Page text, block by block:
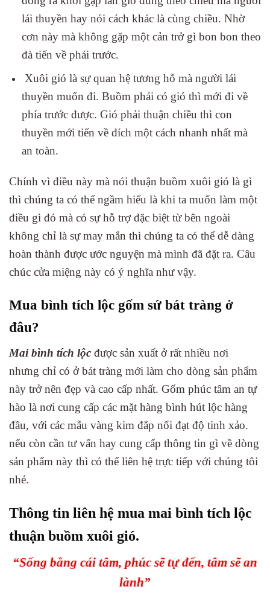
lái thuyền hay nói cách khác là cùng chiều. Nhờ
cơn này mà không gặp một cản trở gì bon bon theo
đà tiến về phái trước.
Xuôi gió là sự quan hệ tương hỗ mà người lái
thuyền muốn đi. Buồm phải có gió thì mới đi về
phía trước được. Gió phải thuận chiều thì con
thuyền mới tiến về đích một cách nhanh nhất mà
an toàn.
Chính vì điều này mà nói thuận buồm xuôi gió là gì
thì chúng ta có thể ngầm hiểu là khi ta muốn làm một
điều gì đó mà có sự hỗ trợ đặc biệt từ bên ngoài
không chỉ là sự may mắn thì chúng ta có thể dễ dàng
hoàn thành được ước nguyện mà mình đã đặt ra. Câu
chúc cửa miệng này có ý nghĩa như vậy.
Mua bình tích lộc gốm sứ bát tràng ở
đâu?
Mai bình tích lộc được sản xuất ở rất nhiều nơi
nhưng chỉ có ở bát tràng mới làm cho dòng sản phẩm
này trở nên đẹp và cao cấp nhất. Gốm phúc tâm an tự
hào là nơi cung cấp các mặt hàng bình hút lộc hàng
đầu, với các mẫu vàng kim đắp nổi đạt độ tinh xảo.
nếu còn cần tư vấn hay cung cấp thông tin gì về dòng
sản phẩm này thì có thể liên hệ trực tiếp với chúng tôi
nhé.
Thông tin liên hệ mua mai bình tích lộc
thuận buồm xuôi gió.
“Sống bằng cái tâm, phúc sẽ tự đến, tâm sẽ an
lành”